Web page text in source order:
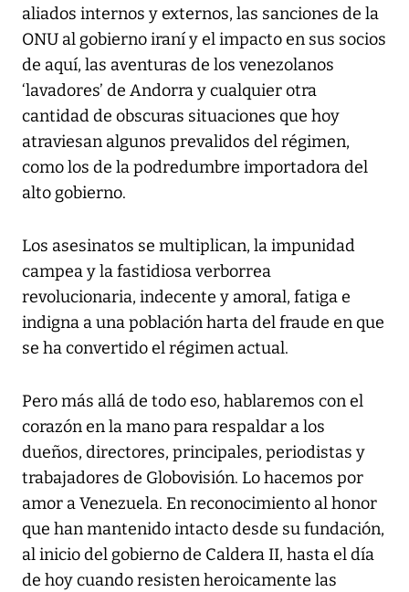
aliados internos y externos, las sanciones de la
ONU al gobierno iraní y el impacto en sus socios
de aquí, las aventuras de los venezolanos
‘lavadores’ de Andorra y cualquier otra
cantidad de obscuras situaciones que hoy
atraviesan algunos prevalidos del régimen,
como los de la podredumbre importadora del
alto gobierno.
Los asesinatos se multiplican, la impunidad
campea y la fastidiosa verborrea
revolucionaria, indecente y amoral, fatiga e
indigna a una población harta del fraude en que
se ha convertido el régimen actual.
Pero más allá de todo eso, hablaremos con el
corazón en la mano para respaldar a los
dueños, directores, principales, periodistas y
trabajadores de Globovisión. Lo hacemos por
amor a Venezuela. En reconocimiento al honor
que han mantenido intacto desde su fundación,
al inicio del gobierno de Caldera II, hasta el día
de hoy cuando resisten heroicamente las